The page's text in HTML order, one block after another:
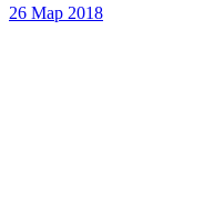
26 Мар 2018